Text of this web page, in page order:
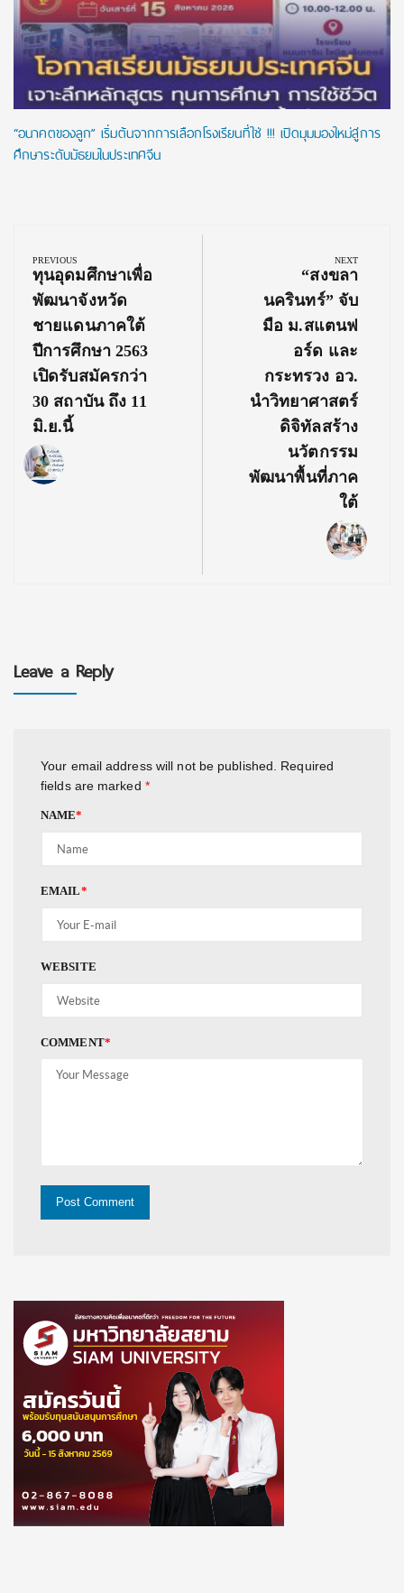
“อนาคตของลูก” เริ่มต้นจากการเลือกโรงเรียนที่ใช่ !!! เปิดมุมมองใหม่สู่การ
ศึกษาระดับมัธยมในประเทศจีน
navigation
PREVIOUS
Previous
Post:
ทุนอุดมศึกษาเพื่อ
พัฒนาจังหวัด
ชายแดนภาคใต้
ปีการศึกษา 2563‬
เปิดรับสมัครกว่า
30 สถาบัน ถึง 11
มิ.ย.นี้
NEXT
Next
Post:
“สงขลา
นครินทร์” จับ
มือ ม.สแตนฟ
อร์ด และ
กระทรวง อว.
นำวิทยาศาสตร์
ดิจิทัลสร้าง
นวัตกรรม
พัฒนาพื้นที่ภาค
ใต้
Leave a Reply
Your email address will not be published. Required
fields are marked *
NAME*
EMAIL*
WEBSITE
COMMENT*